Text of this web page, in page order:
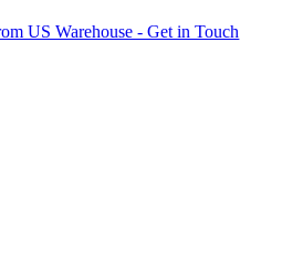
US Warehouse - Get in Touch